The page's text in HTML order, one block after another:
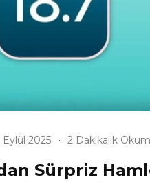
Eylül 2025 2 Dakikalık
Sürpriz